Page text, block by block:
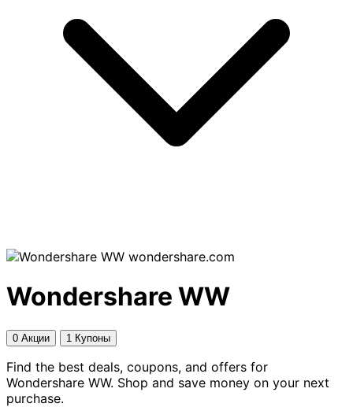
wondershare.com
Wondershare WW
0 Акции 1 Купоны
Find the best deals, coupons, and offers for
Wondershare WW. Shop and save money on your next
purchase.